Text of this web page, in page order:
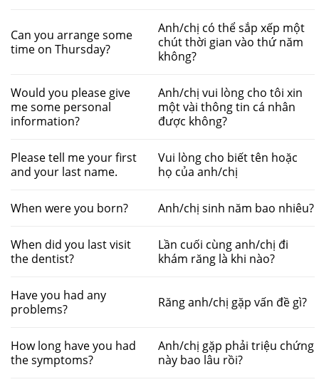
Can you arrange some
time on Thursday?
Anh/chị có thể sắp xếp một
chút thời gian vào thứ năm
không?
Would you please give
me some personal
information?
Anh/chị vui lòng cho tôi xin
một vài thông tin cá nhân
được không?
Please tell me your first
and your last name.
Vui lòng cho biết tên hoặc
họ của anh/chị
When were you born? Anh/chị sinh năm bao nhiêu?
When did you last visit
the dentist?
Lần cuối cùng anh/chị đi
khám răng là khi nào?
Have you had any
problems?
Răng anh/chị gặp vấn đề gì?
How long have you had
the symptoms?
Anh/chị gặp phải triệu chứng
này bao lâu rồi?